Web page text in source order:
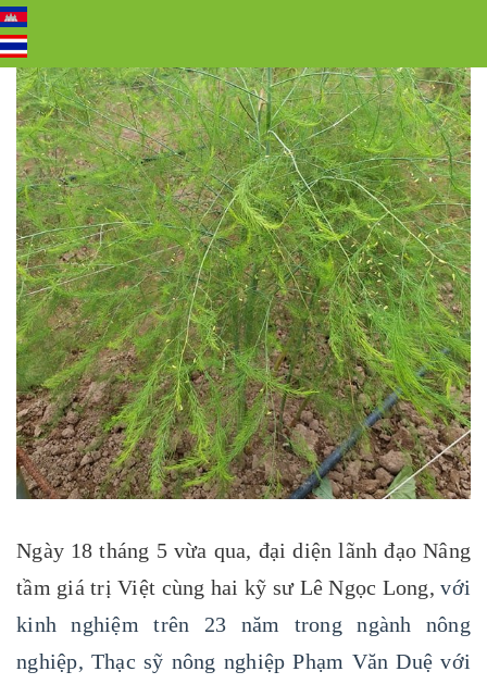
Ngày 18 tháng 5 vừa qua, đại diện lãnh đạo Nâng
tầm giá trị Việt cùng hai kỹ sư Lê Ngọc Long, với
kinh nghiệm trên 23 năm trong ngành nông
nghiệp, Thạc sỹ nông nghiệp Phạm Văn Duệ với